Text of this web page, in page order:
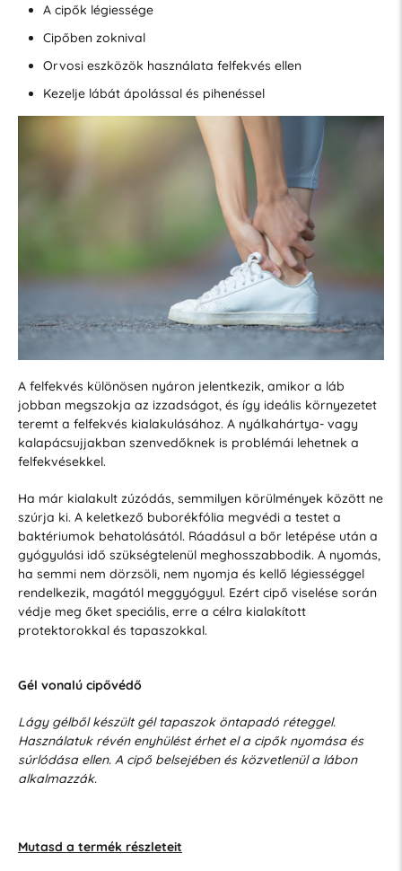
A cipők légiessége
Cipőben zoknival
Orvosi eszközök használata felfekvés ellen
Kezelje lábát ápolással és pihenéssel
A felfekvés különösen nyáron jelentkezik, amikor a láb
jobban megszokja az izzadságot, és így ideális környezetet
teremt a felfekvés kialakulásához. A nyálkahártya- vagy
kalapácsujjakban szenvedőknek is problémái lehetnek a
felfekvésekkel.
Ha már kialakult zúzódás, semmilyen körülmények között ne
szúrja ki. A keletkező buborékfólia megvédi a testet a
baktériumok behatolásától. Ráadásul a bőr letépése után a
gyógyulási idő szükségtelenül meghosszabbodik. A nyomás,
ha semmi nem dörzsöli, nem nyomja és kellő légiességgel
rendelkezik, magától meggyógyul. Ezért cipő viselése során
védje meg őket speciális, erre a célra kialakított
protektorokkal és tapaszokkal.
Gél vonalú cipővédő
Lágy gélből készült gél tapaszok öntapadó réteggel.
Használatuk révén enyhülést érhet el a cipők nyomása és
súrlódása ellen. A cipő belsejében és közvetlenül a lábon
alkalmazzák.
Mutasd a termék részleteit